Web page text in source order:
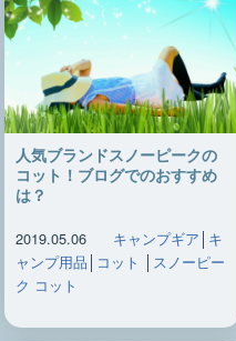
人気ブランドスノーピークの
コット！ブログでのおすすめ
は？
2019.05.06 キャンプギア │ キ
ャンプ用品 │ コット │ スノーピー
ク コット